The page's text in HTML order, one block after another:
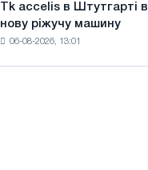
Tk accelis в Штутгарті
нову ріжучу машину
06-08-2026, 13:01